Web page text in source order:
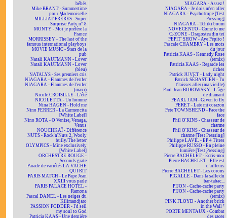
bébés
Mike BRANT - Summertime
pour Mademoiselle
MILLIAT FRÈRES - Super
Surprise Party n° 8
MONTY - Moi je préfère la
France
MORRISSEY - The last of the
famous international playboys
MOVIE MUSIC - Stars de la
pub
Natali KAUFMANN - Lover
Natali KAUFMANN - Lover
(bleu)
NATALYS - Ses premiers cris
NIAGARA - Flammes de l'enfer
NIAGARA - Flammes de l'enfer
(maxi)
Nicole CROISILLE - L'été
NICOLETTA - Un homme
Nina HAGEN - Hold me
Nino FERRER - La Carmencita
[White Label]
Nino ROTA - O Venise, Venaga,
Venus
NOUCHKAÏ - Différence
NUTS - Rock'n'Nuts 2, Wooly
bully/The letter
OLYMPICS - Mine exclusively
[White Label]
ORCHESTRE ROUGE -
Seconds grate
Parade de variétés LA VACHE
QUI RIT
PARIS MATCH - Le Pape Jean
XXIII vous parle
PARIS PALACE HOTEL -
Ramona
Pascal DANEL - Les neiges du
Kilimandjaro
PASSION FODDER - I'd sell
my soul to God
Patricia KAAS - Une dernière
NIAGARA - Assez !
NIAGARA - Je dois m'en aller
NIAGARA - Psychotrope [Test
Pressing]
NIAGARA - Tchiki boum
NOVECENTO - Come to me
O-ZONE - Dragostea din teï
PÉPIT' SHOW - Aye Pépito !
Pascale CHAMBRY - Les mots
du jour
Patricia KAAS - Kennedy Rose
(remix)
Patricia KAAS - Regarde les
riches
Patrick JUVET - Lady night
Patrick SÉBASTIEN - Tu
t'laisses aller (ma vieille)
Paul-Jean BOROWSKY - L'âge
de diamant
PEARL JAM - Given to fly
PERET - Late mi corazon
Pete TOWNSHEND - Face the
face
Phil O'KINS - Chasseur de
charme
Phil O'KINS - Chasseur de
charme [Test Pressing]
Philippe LAVIL - EP 4 Titres
Philippe RUSSO - En pleine
lumière [Test Pressing]
Pierre BACHELET - Écris-moi
Pierre BACHELET - Elle est
d'ailleurs
Pierre BACHELET - Les corons
PIGALLE - Dans la salle du
bar-tabac...
PIJON - Cache-cache party
PIJON - Cache-cache party
(remix)
PINK FLOYD - Another brick
in the Wall ²
PORTE MENTAUX - Combat
des races